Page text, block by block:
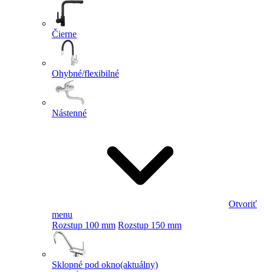
Čierne
Ohybné/flexibilné
Nástenné
Otvoriť
menu
Rozstup 100 mm Rozstup 150 mm
Sklopné pod okno(aktuálny)